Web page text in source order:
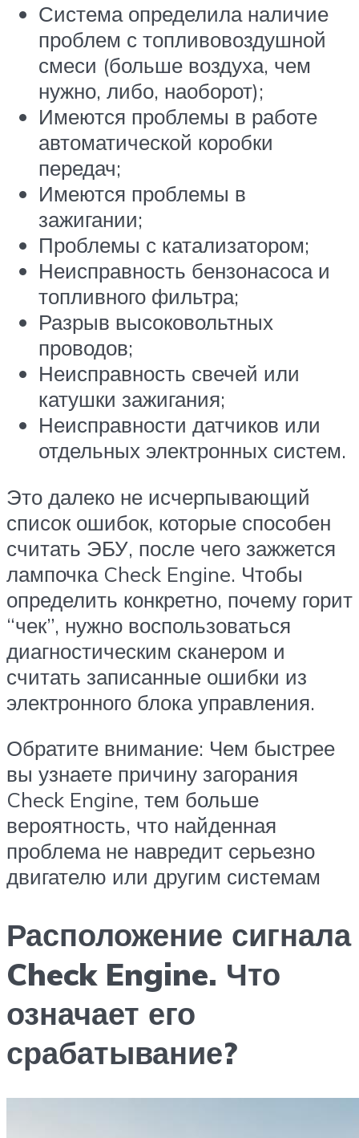
Система определила наличие
проблем с топливовоздушной
смеси (больше воздуха, чем
нужно, либо, наоборот);
Имеются проблемы в работе
автоматической коробки
передач;
Имеются проблемы в
зажигании;
Проблемы с катализатором;
Неисправность бензонасоса и
топливного фильтра;
Разрыв высоковольтных
проводов;
Неисправность свечей или
катушки зажигания;
Неисправности датчиков или
отдельных электронных систем.
Это далеко не исчерпывающий
список ошибок, которые способен
считать ЭБУ, после чего зажжется
лампочка Check Engine. Чтобы
определить конкретно, почему горит
“чек”, нужно воспользоваться
диагностическим сканером и
считать записанные ошибки из
электронного блока управления.
Обратите внимание: Чем быстрее
вы узнаете причину загорания
Check Engine, тем больше
вероятность, что найденная
проблема не навредит серьезно
двигателю или другим системам
Расположение сигнала
Check Engine. Что
означает его
срабатывание?